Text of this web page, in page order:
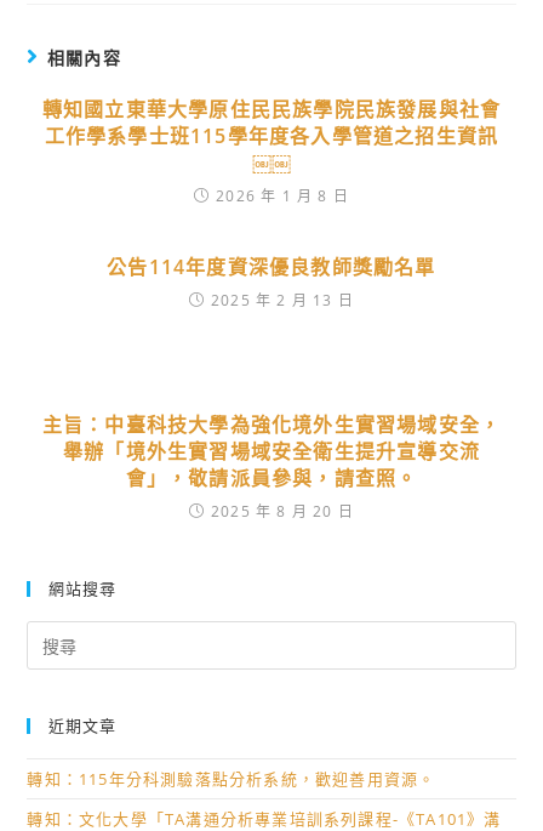
相關內容
轉知國立東華大學原住民民族學院民族發展與社會
工作學系學士班115學年度各入學管道之招生資訊
￼￼
2026 年 1 月 8 日
公告114年度資深優良教師獎勵名單
2025 年 2 月 13 日
主旨：中臺科技大學為強化境外生實習場域安全，
舉辦「境外生實習場域安全衛生提升宣導交流
會」，敬請派員參與，請查照。
2025 年 8 月 20 日
網站搜尋
for:
近期文章
轉知：115年分科測驗落點分析系統，歡迎善用資源。
轉知：文化大學「TA溝通分析專業培訓系列課程-《TA101》溝